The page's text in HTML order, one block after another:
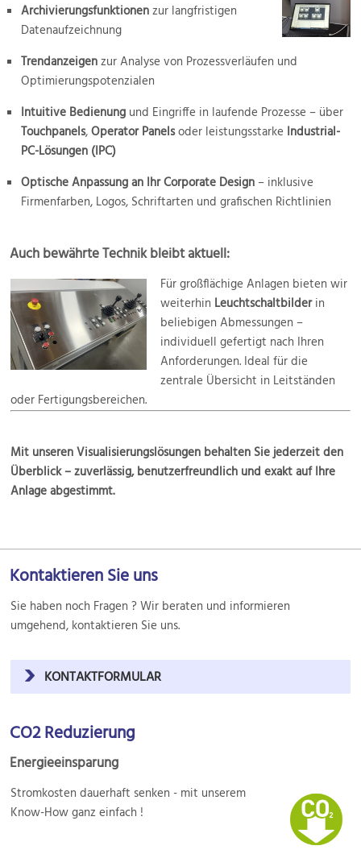
Archivierungsfunktionenzur langfristigen
Datenaufzeichnung
Trendanzeigenzur Analyse von Prozessverläufen und
Optimierungspotenzialen
Intuitive Bedienung und Eingriffe in laufende Prozesse – über
Touchpanels,Operator Panelsoder leistungsstarke Industrial-
PC-Lösungen (IPC)
Optische Anpassung an Ihr Corporate Design – inklusive
Firmenfarben, Logos, Schriftarten und grafischen Richtlinien
Auch bewährte Technik bleibt aktuell:
Für großflächige Anlagen bieten wir
weiterhin Leuchtschaltbilderin
beliebigen Abmessungen –
individuell gefertigt nach Ihren
Anforderungen. Ideal für die
zentrale Übersicht in Leitständen
oder Fertigungsbereichen.
Mit unseren Visualisierungslösungen behalten Sie jederzeit den
Überblick – zuverlässig, benutzerfreundlich und exakt auf Ihre
Anlage abgestimmt.
Kontaktieren Sie uns
Sie haben noch Fragen ? Wir beraten und informieren
umgehend, kontaktieren Sie uns.
KONTAKTFORMULAR
CO2 Reduzierung
Energieeinsparung
Stromkosten dauerhaft senken - mit unserem
Know-How ganz einfach !